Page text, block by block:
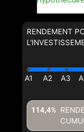
RENDEMENT
114,4%